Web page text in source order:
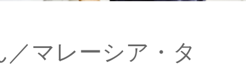
マレーシア・タ